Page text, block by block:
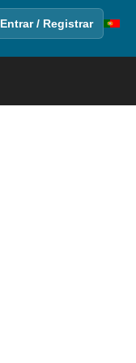
Entrar / Registrar